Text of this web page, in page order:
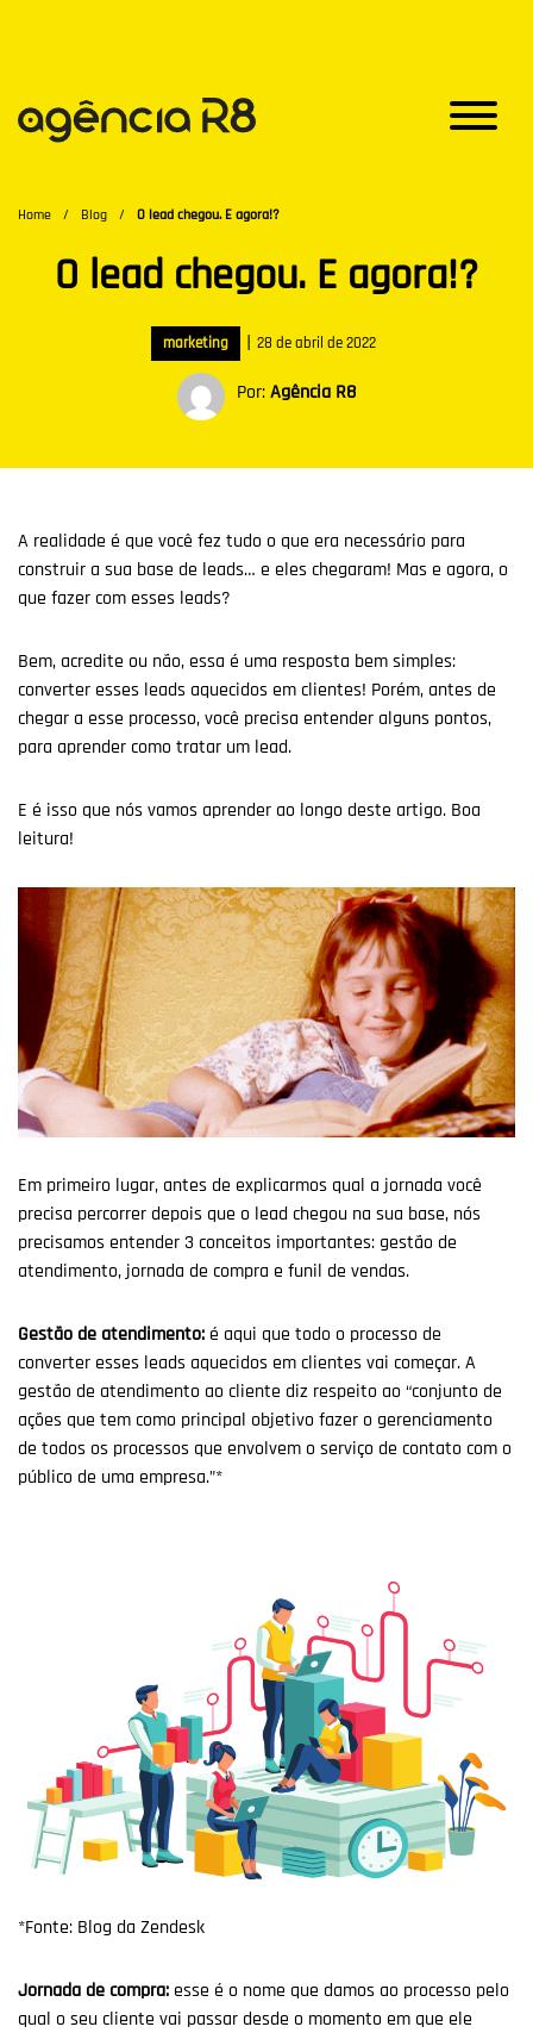
Home / Blog / O lead chegou. E agora!?
O lead chegou. E agora!?
marketing | 28 de abril de 2022
Por:Agência R8
A realidade é que você fez tudo o que era necessário para
construir a sua base de leads… e eles chegaram! Mas e agora, o
que fazer com esses leads?
Bem, acredite ou não, essa é uma resposta bem simples:
converter esses leads aquecidos em clientes! Porém, antes de
chegar a esse processo, você precisa entender alguns pontos,
para aprender como tratar um lead.
E é isso que nós vamos aprender ao longo deste artigo. Boa
leitura!
Em primeiro lugar, antes de explicarmos qual a jornada você
precisa percorrer depois que o lead chegou na sua base, nós
precisamos entender 3 conceitos importantes: gestão de
atendimento, jornada de compra e funil de vendas.
Gestão de atendimento: é aqui que todo o processo de
converter esses leads aquecidos em clientes vai começar. A
gestão de atendimento ao cliente diz respeito ao “conjunto de
ações que tem como principal objetivo fazer o gerenciamento
de todos os processos que envolvem o serviço de contato com o
público de uma empresa.”*
*Fonte: Blog da Zendesk
Jornada de compra: esse é o nome que damos ao processo pelo
qual o seu cliente vai passar desde o momento em que ele